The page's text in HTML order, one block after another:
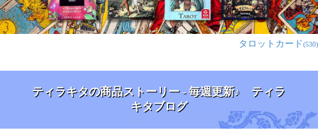
タロットカード(530)
ティラキタの商品ストーリー - 毎週更新♪ ティラ
キタブログ